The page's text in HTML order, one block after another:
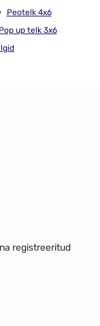
Peotelk 4x6
Pop up telk 3x6
registreeritud